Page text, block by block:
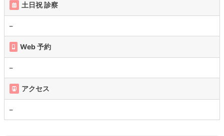
土日祝 診察
–
Web 予約
–
アクセス
–